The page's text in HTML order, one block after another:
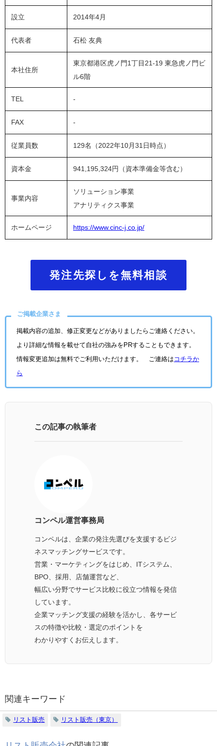
設立 2014年4月
代表者 石松 友典
本社住所
東京都港区虎ノ門1丁目21-19 東急虎ノ門ビ
ル6階
TEL -
FAX -
従業員数 129名（2022年10月31日時点）
資本金 941,195,324円（資本準備金等含む）
事業内容
ソリューション事業
アナリティクス事業
ホームページ https://www.cinc-j.co.jp/
発注先探しを無料相談
ご掲載企業さま
掲載内容の追加、修正変更などがありましたらご連絡ください。
より詳細な情報を載せて自社の強みをPRすることもできます。
情報変更追加は無料でご利用いただけます。 ご連絡は コチラか
ら
この記事の執筆者
コンペル運営事務局
コンペルは、企業の発注先選びを支援するビジ
ネスマッチングサービスです。
営業・マーケティングをはじめ、ITシステム、
BPO、採用、店舗運営など、
幅広い分野でサービス比較に役立つ情報を発信
しています。
企業マッチング支援の経験を活かし、各サービ
スの特徴や比較・選定のポイントを
わかりやすくお伝えします。
関連キーワード
リスト販売 リスト販売（東京）